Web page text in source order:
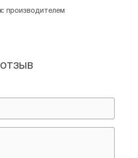
производителем